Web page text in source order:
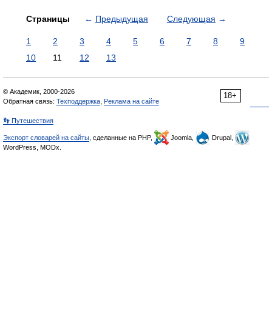
Страницы ← Предыдущая Следующая →
1 2 3 4 5 6 7 8
9
10
11 12 13
18+
© Академик, 2000-2026
Обратная связь: Техподдержка Реклама на сайте
👣 Путешествия
Экспорт словарей на сайты , сделанные на PHP, Joomla,
Drupal,
WordPress, MODx.